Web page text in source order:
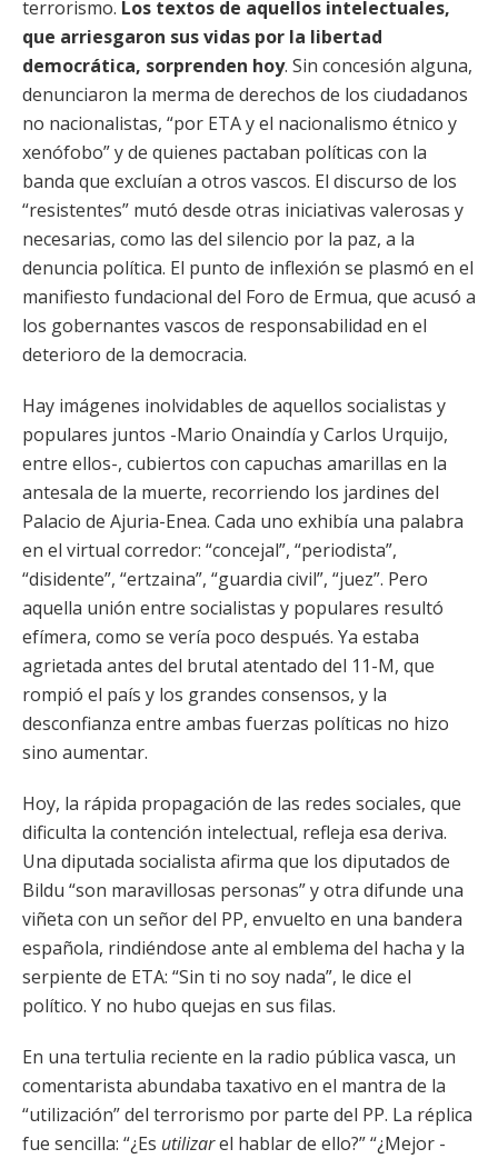
terrorismo. Los textos de aquellos intelectuales,
que arriesgaron sus vidas por la libertad
democrática, sorprenden hoy. Sin concesión alguna,
denunciaron la merma de derechos de los ciudadanos
no nacionalistas, “por ETA y el nacionalismo étnico y
xenófobo” y de quienes pactaban políticas con la
banda que excluían a otros vascos. El discurso de los
“resistentes” mutó desde otras iniciativas valerosas y
necesarias, como las del silencio por la paz, a la
denuncia política. El punto de inflexión se plasmó en el
manifiesto fundacional del Foro de Ermua, que acusó a
los gobernantes vascos de responsabilidad en el
deterioro de la democracia.
Hay imágenes inolvidables de aquellos socialistas y
populares juntos -Mario Onaindía y Carlos Urquijo,
entre ellos-, cubiertos con capuchas amarillas en la
antesala de la muerte, recorriendo los jardines del
Palacio de Ajuria-Enea. Cada uno exhibía una palabra
en el virtual corredor: “concejal”, “periodista”,
“disidente”, “ertzaina”, “guardia civil”, “juez”. Pero
aquella unión entre socialistas y populares resultó
efímera, como se vería poco después. Ya estaba
agrietada antes del brutal atentado del 11-M, que
rompió el país y los grandes consensos, y la
desconfianza entre ambas fuerzas políticas no hizo
sino aumentar.
Hoy, la rápida propagación de las redes sociales, que
dificulta la contención intelectual, refleja esa deriva.
Una diputada socialista afirma que los diputados de
Bildu “son maravillosas personas” y otra difunde una
viñeta con un señor del PP, envuelto en una bandera
española, rindiéndose ante al emblema del hacha y la
serpiente de ETA: “Sin ti no soy nada”, le dice el
político. Y no hubo quejas en sus filas.
En una tertulia reciente en la radio pública vasca, un
comentarista abundaba taxativo en el mantra de la
“utilización” del terrorismo por parte del PP. La réplica
fue sencilla: “¿Es utilizarel hablar de ello?” “¿Mejor -